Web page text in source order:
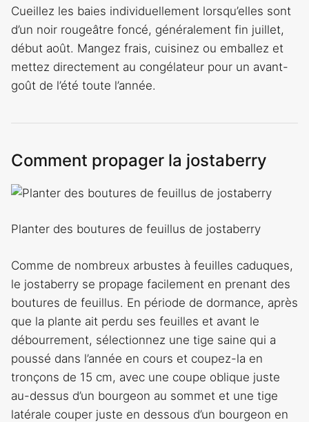
Cueillez les baies individuellement lorsqu’elles sont
d’un noir rougeâtre foncé, généralement fin juillet,
début août. Mangez frais, cuisinez ou emballez et
mettez directement au congélateur pour un avant-
goût de l’été toute l’année.
Comment propager la jostaberry
Planter des boutures de feuillus de jostaberry
Comme de nombreux arbustes à feuilles caduques,
le jostaberry se propage facilement en prenant des
boutures de feuillus. En période de dormance, après
que la plante ait perdu ses feuilles et avant le
débourrement, sélectionnez une tige saine qui a
poussé dans l’année en cours et coupez-la en
tronçons de 15 cm, avec une coupe oblique juste
au-dessus d’un bourgeon au sommet et une tige
latérale couper juste en dessous d’un bourgeon en